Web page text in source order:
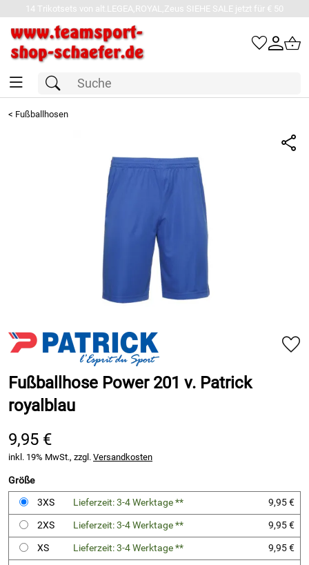
14 Trikotsets von alt.LEGEA,ROYAL,Zeus SIEHE SALE jetzt für € 50
< Fußballhosen
Fußballhose Power 201 v. Patrick
royalblau
9,95 €
inkl. 19% MwSt., zzgl. Versandkosten
Größe
3XS
Lieferzeit: 3-4 Werktage **
9,95 €
2XS
Lieferzeit: 3-4 Werktage **
9,95 €
XS
Lieferzeit: 3-4 Werktage **
9,95 €